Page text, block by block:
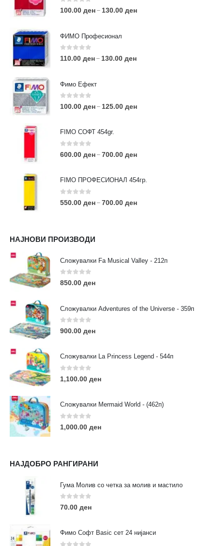
0 out of 5
100.00 ден – 130.00 ден
ФИМО Професионал
0out of 5
110.00 ден – 130.00 ден
Фимо Ефект
0 out of 5
100.00 ден – 125.00 ден
FIMO СОФТ 454gr.
0out of 5
600.00 ден – 700.00 ден
FIMO ПРОФЕСИОНАЛ 454гр.
0out of 5
550.00 ден – 700.00 ден
НАЈНОВИ ПРОИЗВОДИ
Сложувалки Fa Musical Valley - 212п
0out of 5
850.00 ден
Сложувалки Adventures of the Universe - 359п
0out of 5
900.00 ден
Сложувалки La Princess Legend - 544п
0 out of 5
1,100.00 ден
Сложувалки Mermaid World - (462п)
0 out of 5
1,000.00 ден
НАЈДОБРО РАНГИРАНИ
Гума Молив со четка за молив и мастило
0out of 5
70.00 ден
Фимо Софт Basic сет 24 нијанси
АДРЕСА:
ул. 3та Македонска Бригада бр.46
ТЕЛЕФОН:
0038977640534
contact@moehobi.mk
РАБОТНО ВРЕМЕ:
Пон - Саб / 09:00 - 21:00
ЛИНКОВИ
Услови за користење
Големопродажба
Кариера
За нас
Нашите локации
ПОПУЛАРНИ ТАГОВИ
eurodanvest FIMO Креативни Сетови
markers
rapitografi sketch staedtler